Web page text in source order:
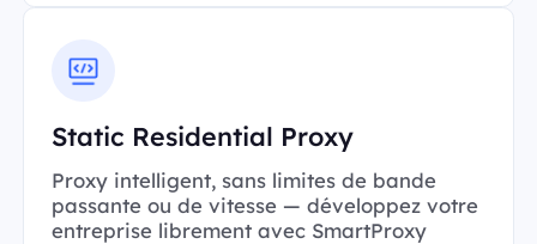
Static Residential Proxy
Proxy intelligent, sans limites de bande
passante ou de vitesse — développez votre
entreprise librement avec SmartProxy